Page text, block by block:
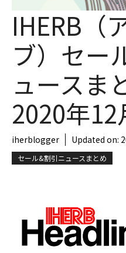
IHERB（
ブ）セー
ュースま
2020年
iherblogger Updated on:
セール&割引ニュースまとめ